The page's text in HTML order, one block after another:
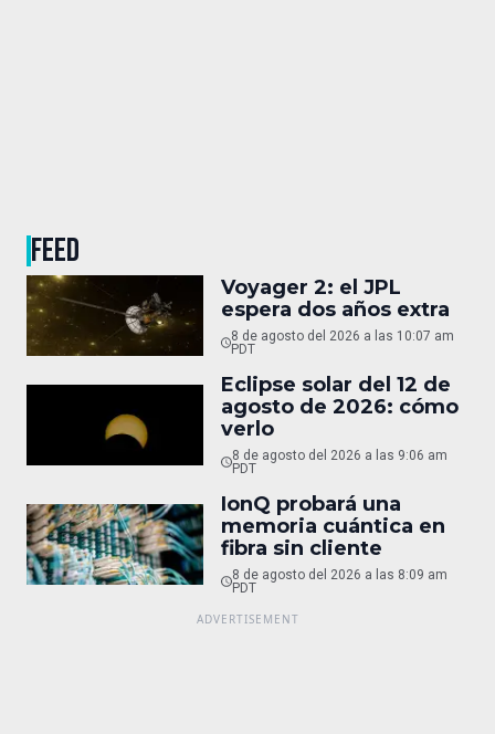
FEED
Voyager 2: el JPL
espera dos años extra
8 de agosto del 2026 a las 10:07 am
PDT
Eclipse solar del 12 de
agosto de 2026: cómo
verlo
8 de agosto del 2026 a las 9:06 am
PDT
IonQ probará una
memoria cuántica en
fibra sin cliente
8 de agosto del 2026 a las 8:09 am
PDT